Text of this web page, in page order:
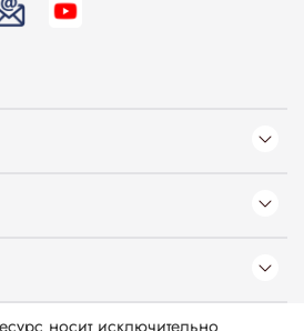
носит исключительно